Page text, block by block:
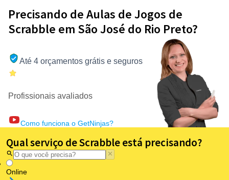
Precisando de Aulas de Jogos de
Scrabble em São José do Rio Preto?
Até 4 orçamentos grátis e seguros
Profissionais avaliados
Como funciona o GetNinjas?
Qual serviço de Scrabble está precisando?
Online